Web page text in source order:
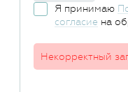
Я принимаю
согласие на
Некорректный